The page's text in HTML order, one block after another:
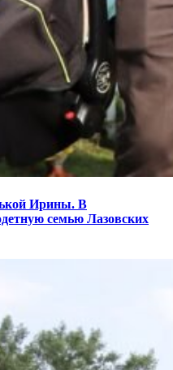
Ирины. В
семью Лазовских